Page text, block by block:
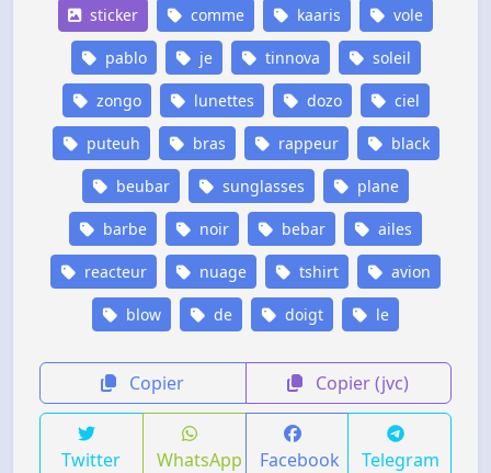
sticker comme kaaris vole
pablo je tinnova soleil
zongo lunettes dozo ciel
puteuh bras rappeur black
beubar sunglasses plane
barbe noir bebar ailes
reacteur nuage tshirt avion
blow de doigt le
Copier Copier (jvc)
Twitter WhatsApp Facebook Telegram